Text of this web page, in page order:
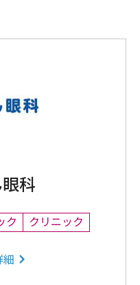
科
ク クリニック
細